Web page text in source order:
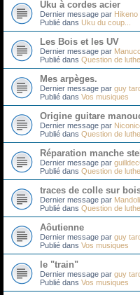
Uku à cordes acier
Dernier message par Hikeno
Publié dans Uku du coup...
Les Bois et les UV
Dernier message par
Publié dans Question de
Mes arpèges.
Dernier message par guy
Publié dans Vos musiques
Origine guitare
Dernier message par
Publié dans Question de
Réparation manche
Dernier message par
Publié dans Question de
traces de colle sur
Dernier message par
Publié dans Question de
Aôutienne
Dernier message par guy
Publié dans Vos musiques
le "train"
Dernier message par guy
Publié dans Vos musiques